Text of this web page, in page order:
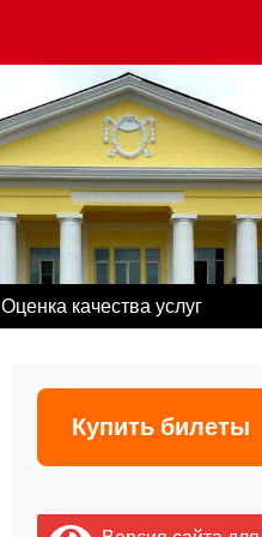
Оценка качества услуг
Купить билеты